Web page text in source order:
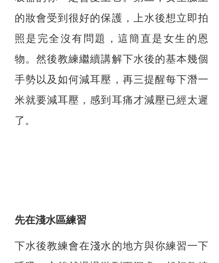
的妝會受到很好的保護，上水後想立即拍
照是完全沒有問題，這簡直是女生的恩
物。然後教練繼續講解下水後的基本幾個
手勢以及如何減耳壓，再三提醒每下潛一
米就要減耳壓，感到耳痛才減壓已經太遲
了。
先在淺水區練習
下水後教練會在淺水的地方與你練習一下